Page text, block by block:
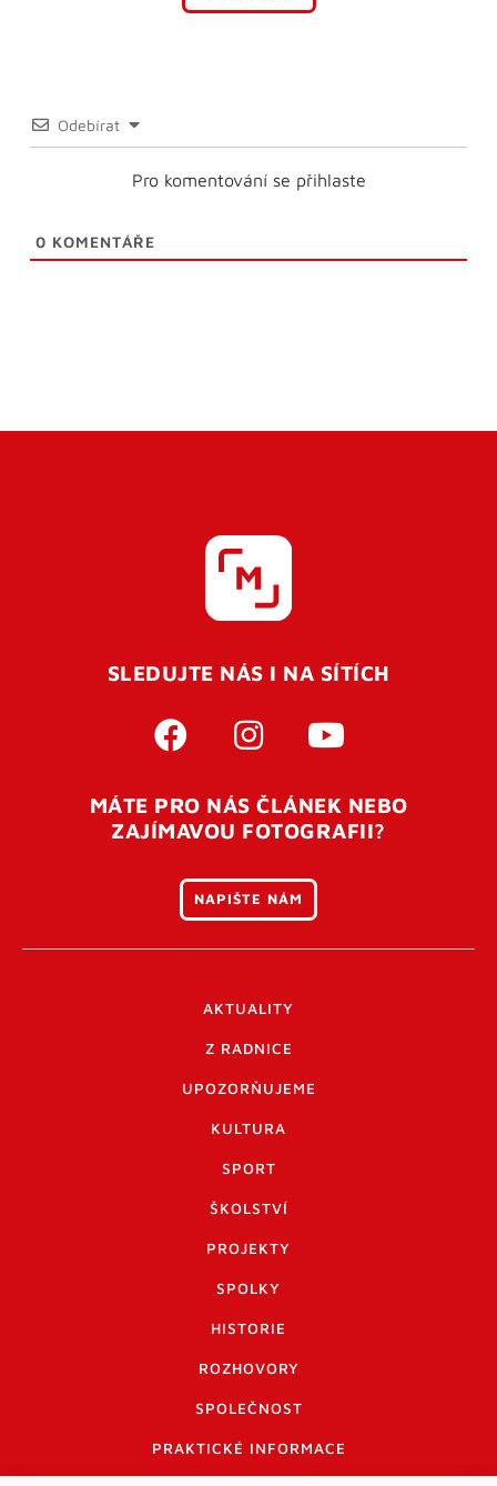
Odebírat
Pro komentování se přihlaste
0 KOMENTÁŘE
SLEDUJTE NÁS I NA SÍTÍCH
MÁTE PRO NÁS ČLÁNEK NEBO
ZAJÍMAVOU FOTOGRAFII?
NAPIŠTE NÁM
AKTUALITY
Z RADNICE
UPOZORŇUJEME
KULTURA
SPORT
ŠKOLSTVÍ
PROJEKTY
SPOLKY
HISTORIE
ROZHOVORY
SPOLEČNOST
PRAKTICKÉ INFORMACE